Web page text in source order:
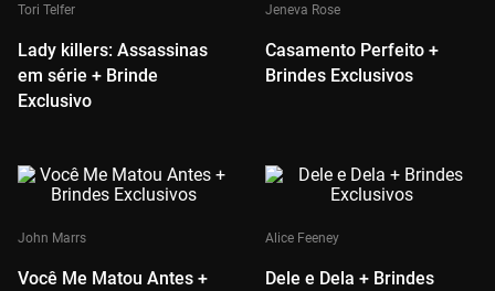
Tori Telfer
Lady killers: Assassinas
em série + Brinde
Exclusivo
Jeneva Rose
Casamento Perfeito +
Brindes Exclusivos
John Marrs
Você Me Matou Antes +
Alice Feeney
Dele e Dela + Brindes